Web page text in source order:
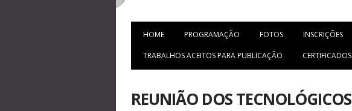
HOME PROGRAMAÇÃO FOTOS INSCRIÇÕES
TRABALHOS ACEITOS PARA PUBLICAÇÃO CERTIFICADOS
REUNIÃO DOS TECNOLÓGICOS